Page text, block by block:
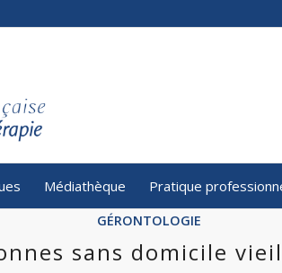
Médiathèque Pratique
GÉRONTOLOGIE
sans domicile